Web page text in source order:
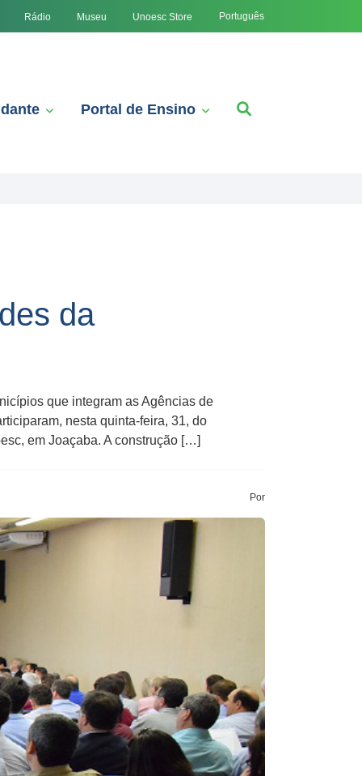
Rádio Museu Unoesc Store Português
Portal de Ensino
da
que integram as Agências de
nesta quinta-feira, 31, do
em Joaçaba. A construção […]
Por